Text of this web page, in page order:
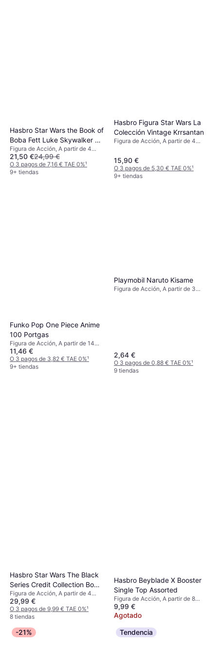
Hasbro Star Wars the Book of
Boba Fett Luke Skywalker &
Grogu
Figura de Acción, A partir de 4
años, 2 pcs
21,50 €24,99 €
O 3 pagos de 7,16 € TAE 0%¹
9+ tiendas
Hasbro Figura Star Wars La
Colección Vintage Krrsantan
Figura de Acción, A partir de 4
15,90 €
O 3 pagos de 5,30 € TAE 0%¹
9+ tiendas
Funko Pop One Piece Anime
100 Portgas
Figura de Acción, A partir de 14
años, 1 pcs
11,46 €
O 3 pagos de 3,82 € TAE 0%¹
9+ tiendas
Playmobil Naruto Kisame
Figura de Acción, A partir de 3
2,64 €
O 3 pagos de 0,88 € TAE 0%¹
9 tiendas
Hasbro Star Wars The Black
Series Credit Collection Bo
Katan Kryze
Figura de Acción, A partir de 4
años, 1 pcs
29,99 €
O 3 pagos de 9,99 € TAE 0%¹
8 tiendas
Hasbro Beyblade X Booster
Single Top Assorted
Figura de Acción, A partir de 8
años
9,99 €
Agotado
-21% Tendencia